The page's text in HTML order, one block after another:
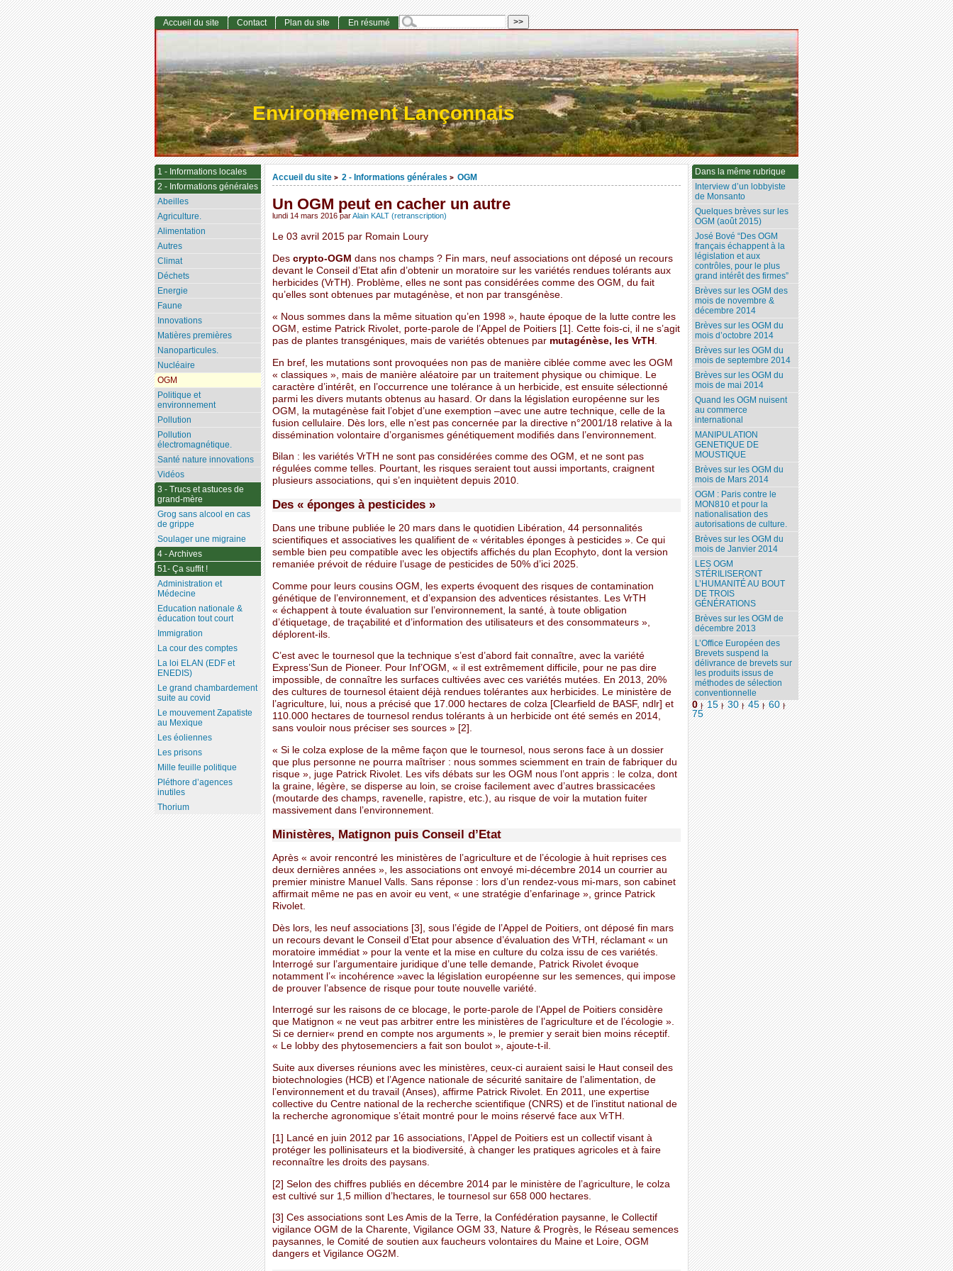
Environnement Lançonnais
Accueil du site > 2 - Informations générales > OGM
Un OGM peut en cacher un autre
lundi 14 mars 2016 parAlain KALT (retranscription)
Le 03 avril 2015 par Romain Loury
Des crypto-OGM dans nos champs ? Fin mars, neuf associations ont déposé un recours
devant le Conseil d’Etat afin d’obtenir un moratoire sur les variétés rendues tolérants aux
herbicides (VrTH). Problème, elles ne sont pas considérées comme des OGM, du fait
qu’elles sont obtenues par mutagénèse, et non par transgénèse.
« Nous sommes dans la même situation qu’en 1998 », haute époque de la lutte contre les
OGM, estime Patrick Rivolet, porte-parole de l’Appel de Poitiers [1]. Cette fois-ci, il ne s’agit
pas de plantes transgéniques, mais de variétés obtenues par mutagénèse, les VrTH
En bref, les mutations sont provoquées non pas de manière ciblée comme avec les OGM
« classiques », mais de manière aléatoire par un traitement physique ou chimique. Le
caractère d’intérêt, en l’occurrence une tolérance à un herbicide, est ensuite sélectionné
parmi les divers mutants obtenus au hasard. Or dans la législation européenne sur les
OGM, la mutagénèse fait l’objet d’une exemption –avec une autre technique, celle de la
fusion cellulaire. Dès lors, elle n’est pas concernée par la directive n°2001/18 relative à la
dissémination volontaire d’organismes génétiquement modifiés dans l’environnement.
Bilan : les variétés VrTH ne sont pas considérées comme des OGM, et ne sont pas
régulées comme telles. Pourtant, les risques seraient tout aussi importants, craignent
plusieurs associations, qui s’en inquiètent depuis 2010.
Des « éponges à pesticides »
Dans une tribune publiée le 20 mars dans le quotidien Libération, 44 personnalités
scientifiques et associatives les qualifient de « véritables éponges à pesticides ». Ce qui
semble bien peu compatible avec les objectifs affichés du plan Ecophyto, dont la version
remaniée prévoit de réduire l’usage de pesticides de 50% d’ici 2025.
Comme pour leurs cousins OGM, les experts évoquent des risques de contamination
génétique de l’environnement, et d’expansion des adventices résistantes. Les VrTH
« échappent à toute évaluation sur l’environnement, la santé, à toute obligation
d’étiquetage, de traçabilité et d’information des utilisateurs et des consommateurs »,
déplorent-ils.
C’est avec le tournesol que la technique s’est d’abord fait connaître, avec la variété
Express’Sun de Pioneer. Pour Inf’OGM, « il est extrêmement difficile, pour ne pas dire
impossible, de connaître les surfaces cultivées avec ces variétés mutées. En 2013, 20%
des cultures de tournesol étaient déjà rendues tolérantes aux herbicides. Le ministère de
l’agriculture, lui, nous a précisé que 17.000 hectares de colza [Clearfield de BASF, ndlr] et
110.000 hectares de tournesol rendus tolérants à un herbicide ont été semés en 2014,
sans vouloir nous préciser ses sources » [2].
« Si le colza explose de la même façon que le tournesol, nous serons face à un dossier
que plus personne ne pourra maîtriser : nous sommes sciemment en train de fabriquer du
risque », juge Patrick Rivolet. Les vifs débats sur les OGM nous l’ont appris : le colza, dont
la graine, légère, se disperse au loin, se croise facilement avec d’autres brassicacées
(moutarde des champs, ravenelle, rapistre, etc.), au risque de voir la mutation fuiter
massivement dans l’environnement.
Ministères, Matignon puis Conseil d’Etat
Après « avoir rencontré les ministères de l’agriculture et de l’écologie à huit reprises ces
deux dernières années », les associations ont envoyé mi-décembre 2014 un courrier au
premier ministre Manuel Valls. Sans réponse : lors d’un rendez-vous mi-mars, son cabinet
affirmait même ne pas en avoir eu vent, « une stratégie d’enfarinage », grince Patrick
Rivolet.
Dès lors, les neuf associations [3], sous l’égide de l’Appel de Poitiers, ont déposé fin mars
un recours devant le Conseil d’Etat pour absence d’évaluation des VrTH, réclamant « un
moratoire immédiat » pour la vente et la mise en culture du colza issu de ces variétés.
Interrogé sur l’argumentaire juridique d’une telle demande, Patrick Rivolet évoque
notamment l’« incohérence »avec la législation européenne sur les semences, qui impose
de prouver l’absence de risque pour toute nouvelle variété.
Interrogé sur les raisons de ce blocage, le porte-parole de l’Appel de Poitiers considère
que Matignon « ne veut pas arbitrer entre les ministères de l’agriculture et de l’écologie ».
Si ce dernier« prend en compte nos arguments », le premier y serait bien moins réceptif.
« Le lobby des phytosemenciers a fait son boulot », ajoute-t-il.
Suite aux diverses réunions avec les ministères, ceux-ci auraient saisi le Haut conseil des
biotechnologies (HCB) et l’Agence nationale de sécurité sanitaire de l’alimentation, de
l’environnement et du travail (Anses), affirme Patrick Rivolet. En 2011, une expertise
collective du Centre national de la recherche scientifique (CNRS) et de l’institut national de
la recherche agronomique s’était montré pour le moins réservé face aux VrTH.
[1] Lancé en juin 2012 par 16 associations, l’Appel de Poitiers est un collectif visant à
protéger les pollinisateurs et la biodiversité, à changer les pratiques agricoles et à faire
reconnaître les droits des paysans.
[2] Selon des chiffres publiés en décembre 2014 par le ministère de l’agriculture, le colza
est cultivé sur 1,5 million d’hectares, le tournesol sur 658 000 hectares.
[3] Ces associations sont Les Amis de la Terre, la Confédération paysanne, le Collectif
vigilance OGM de la Charente, Vigilance OGM 33, Nature & Progrès, le Réseau semences
paysannes, le Comité de soutien aux faucheurs volontaires du Maine et Loire, OGM
dangers et Vigilance OG2M.
Dans la même rubrique
Interview d’un lobbyiste
de Monsanto
Quelques brèves sur les
OGM (août 2015)
José Bové “Des OGM
français échappent à la
législation et aux
contrôles, pour le plus
grand intérêt des firmes”
Brèves sur les OGM des
mois de novembre &
décembre 2014
Brèves sur les OGM du
mois d’octobre 2014
Brèves sur les OGM du
mois de septembre 2014
Brèves sur les OGM du
mois de mai 2014
Quand les OGM nuisent
au commerce
international
MANIPULATION
GENETIQUE DE
MOUSTIQUE
Brèves sur les OGM du
mois de Mars 2014
OGM : Paris contre le
MON810 et pour la
nationalisation des
autorisations de culture.
Brèves sur les OGM du
mois de Janvier 2014
LES OGM
STÉRILISERONT
L’HUMANITÉ AU BOUT
DE TROIS
GÉNÉRATIONS
Brèves sur les OGM de
décembre 2013
L’Office Européen des
Brevets suspend la
délivrance de brevets sur
les produits issus de
méthodes de sélection
conventionnelle
0 | 15 | 30 | 45 | 60 |
75
Accueil du site Contact Plan du site En résumé
1 - Informations locales
2 - Informations générales
Abeilles
Agriculture.
Alimentation
Autres
Climat
Déchets
Energie
Faune
Innovations
Matières premières
Nanoparticules.
Nucléaire
OGM
Politique et
environnement
Pollution
Pollution
électromagnétique.
Santé nature innovations
Vidéos
3 - Trucs et astuces de
grand-mère
Grog sans alcool en cas
de grippe
Soulager une migraine
4 - Archives
51- Ça suffit !
Administration et
Médecine
Education nationale &
éducation tout court
Immigration
La cour des comptes
La loi ELAN (EDF et
ENEDIS)
Le grand chambardement
suite au covid
Le mouvement Zapatiste
au Mexique
Les éoliennes
Les prisons
Mille feuille politique
Pléthore d’agences
inutiles
Thorium